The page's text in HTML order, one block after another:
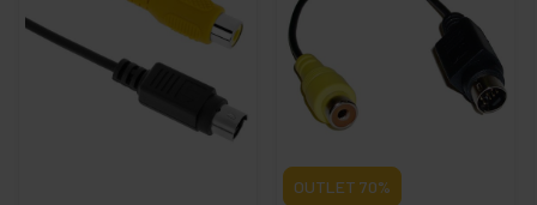
Kabel audio i wideo
+
Kabel wideo
+
Karta dźwiękowa i adapter
Bezprzewodowy przewodnik audioOUTLET 70%